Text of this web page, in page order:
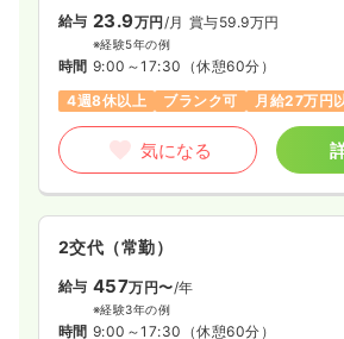
給与 23.9万円 /月 賞与59.9万円
※経験5年の例
時間 9:00～17:30 （休憩60分）
4週8休以上
ブランク可 月給27万円
気になる
2交代（常勤）
給与 457万円〜/年
※経験3年の例
時間 9:00～17:30 （休憩60分）